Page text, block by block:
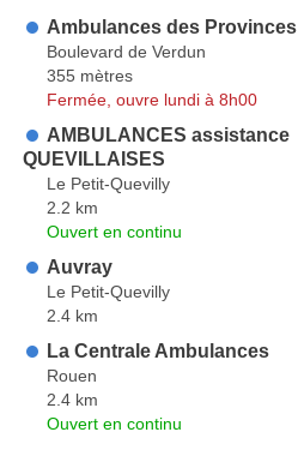
Ambulances des Provinces
Boulevard de Verdun
355 mètres
Fermée, ouvre lundi à 8h00
AMBULANCES assistance
QUEVILLAISES
Le Petit-Quevilly
2.2 km
Ouvert en continu
Auvray
Le Petit-Quevilly
2.4 km
La Centrale Ambulances
Rouen
2.4 km
Ouvert en continu